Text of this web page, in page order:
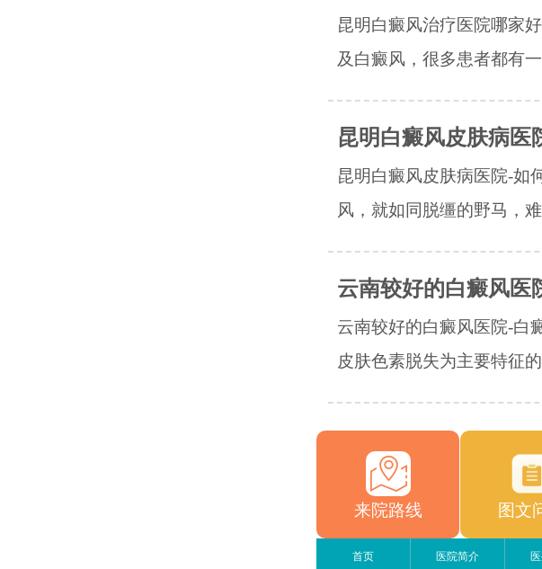
昆明白癜风治疗医院哪家
及白癜风，很多患者都有
昆明白癜风皮肤病医
昆明白癜风皮肤病医院-如
风，就如同脱缰的野马，
云南较好的白癜风医
云南较好的白癜风医院-白
皮肤色素脱失为主要特征
来院路线 图文
首页 医院简介